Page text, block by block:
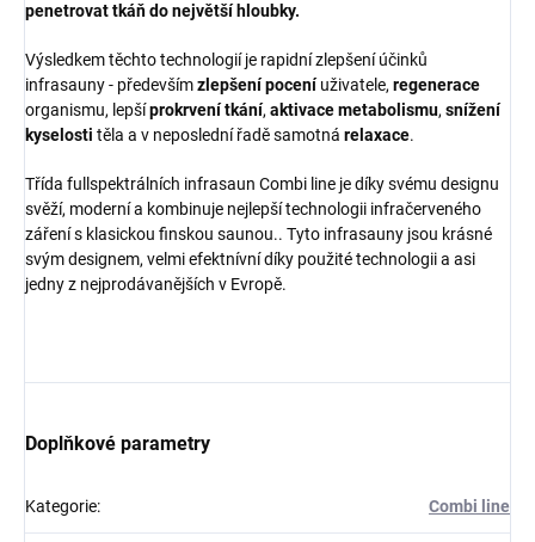
penetrovat tkáň do největší hloubky.
Výsledkem těchto technologií je rapidní zlepšení účinků
infrasauny - předevšímzlepšení poceníuživatele, regenerace
organismu, lepšíprokrvenítkání, aktivacemetabolismu, snížení
kyselosti těla a v neposlední řadě samotná relaxace.
Třída fullspektrálních infrasaun Combi line je díky svému designu
svěží, moderní a kombinuje nejlepší technologii infračerveného
záření s klasickou finskou saunou.. Tyto infrasauny jsou krásné
svým designem, velmi efektnívní díky použité technologii a asi
jedny z nejprodávanějších v Evropě.
Doplňkové parametry
Kategorie: Combi line